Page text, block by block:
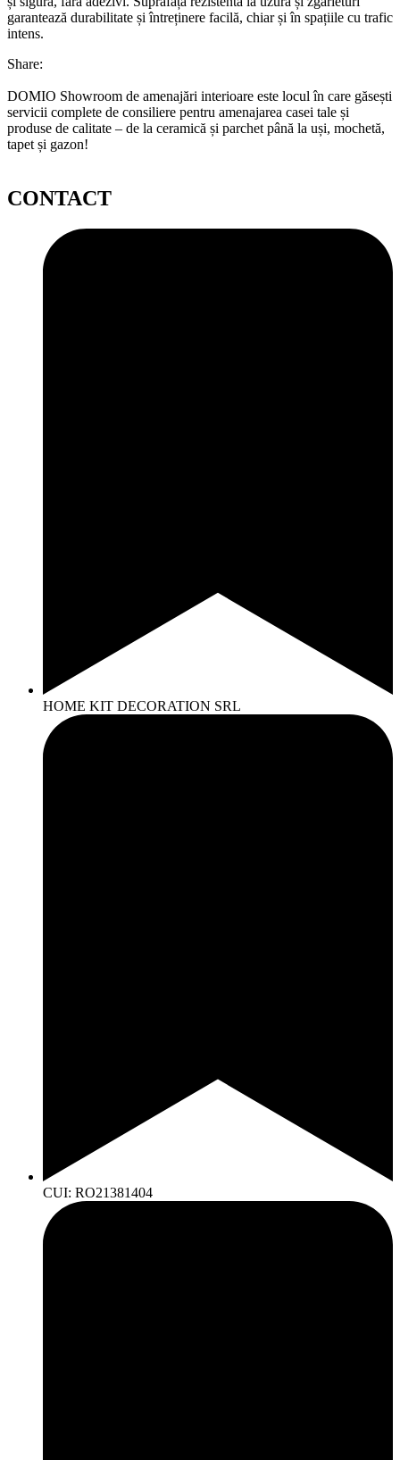
garantează durabilitate și întreținere facilă, chiar și în spațiile cu trafic
intens.
Share:
DOMIO Showroom de amenajări interioare este locul în care găsești
servicii complete de consiliere pentru amenajarea casei tale și
produse de calitate – de la ceramică și parchet până la uși, mochetă,
tapet și gazon!
CONTACT
HOME KIT DECORATION SRL
CUI: RO21381404